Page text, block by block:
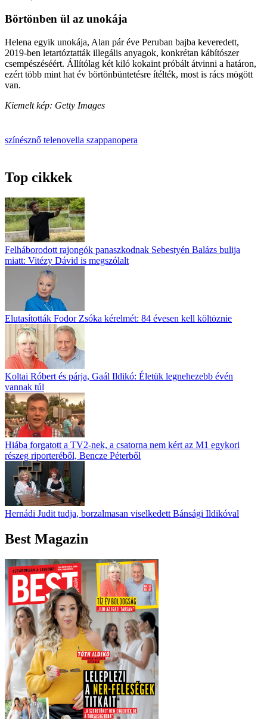
Börtönben ül az unokája
Helena egyik unokája, Alan pár éve Peruban bajba keveredett,
2019-ben letartóztatták illegális anyagok, konkrétan kábítószer
csempészéséért. Állítólag két kiló kokaint próbált átvinni a határon,
ezért több mint hat év börtönbüntetésre ítélték, most is rács mögött
van.
Kiemelt kép: Getty Images
színésznő telenovella szappanopera
Top cikkek
Felháborodott rajongók panaszkodnak Sebestyén Balázs bulija
miatt: Vitézy Dávid is megszólalt
Elutasították Fodor Zsóka kérelmét: 84 évesen kell költöznie
Koltai Róbert és párja, Gaál Ildikó: Életük legnehezebb évén
vannak túl
Hiába forgatott a TV2-nek, a csatorna nem kért az M1 egykori
részeg riporteréből, Bencze Péterből
Hernádi Judit tudja, borzalmasan viselkedett Bánsági Ildikóval
Best Magazin